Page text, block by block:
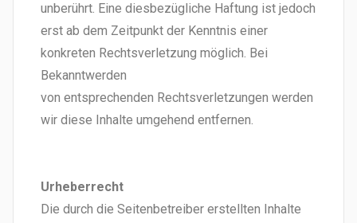
unberührt. Eine diesbezügliche Haftung ist jedoch
erst ab dem Zeitpunkt der Kenntnis einer
konkreten Rechtsverletzung möglich. Bei
Bekanntwerden
von entsprechenden Rechtsverletzungen werden
wir diese Inhalte umgehend entfernen.
Urheberrecht
Die durch die Seitenbetreiber erstellten Inhalte